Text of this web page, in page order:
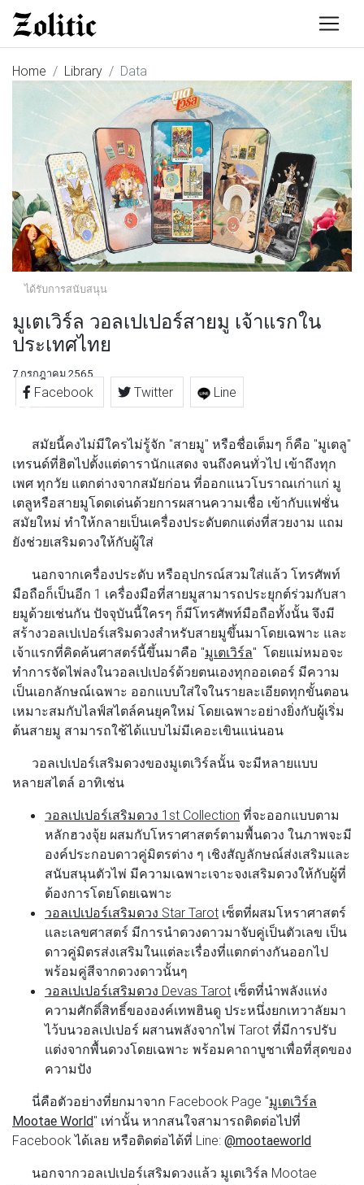
Home Library Data
ได้รับการสนับสนุน
มูเตเวิร์ล วอลเปเปอร์สายมู เจ้าแรกใน
ประเทศไทย
7 กรกฎาคม 2565
Facebook Twitter Line
สมัยนี้คงไม่มีใครไม่รู้จัก "สายมู" หรือชื่อเต็มๆ ก็คือ "มูเตลู"
เทรนด์ที่ฮิตไปตั้งแต่ดารานักแสดง จนถึงคนทั่วไป เข้าถึงทุก
เพศ ทุกวัย แตกต่างจากสมัยก่อน ที่ออกแนวโบราณเก่าแก่ มู
เตลูหรือสายมูโดดเด่นด้วยการผสานความเชื่อ เข้ากับแฟชั่น
สมัยใหม่ ทำให้กลายเป็นเครื่องประดับตกแต่งที่สวยงาม แถม
ยังช่วยเสริมดวงให้กับผู้ใส่
นอกจากเครื่องประดับ หรืออุปกรณ์สวมใส่แล้ว โทรศัพท์
มือถือก็เป็นอีก 1 เครื่องมือที่สายมูสามารถประยุกต์ร่วมกับสา
ยมูด้วยเช่นกัน ปัจจุบันนี้ใครๆ ก็มีโทรศัพท์มือถือทั้งนั้น จึงมี
สร้างวอลเปเปอร์เสริมดวงสำหรับสายมูขึ้นมาโดยเฉพาะ และ
เจ้าแรกที่คิดค้นศาสตร์นี้ขึ้นมาคือ "มูเตเวิร์ล" โดยแม่หมอจะ
ทำการจัดไพ่ลงในวอลเปเปอร์ด้วยตนเองทุกออเดอร์ มีความ
เป็นเอกลักษณ์เฉพาะ ออกแบบใส่ใจในรายละเอียดทุกขั้นตอน
เหมาะสมกับไลฟ์สไตล์คนยุคใหม่ โดยเฉพาะอย่างยิ่งกับผู้เริ่ม
ต้นสายมู สามารถใช้ได้แบบไม่มีเคอะเขินแน่นอน
วอลเปเปอร์เสริมดวงของมูเตเวิร์ลนั้น จะมีหลายแบบ
หลายสไตล์ อาทิเช่น
วอลเปเปอร์เสริมดวง 1st Collection ที่จะออกแบบตาม
หลักฮวงจุ้ย ผสมกับโหราศาสตร์ตามพื้นดวง ในภาพจะมี
องค์ประกอบดาวคู่มิตรต่าง ๆ เชิงสัญลักษณ์ส่งเสริมและ
สนับสนุนตัวไพ่ มีความเฉพาะเจาะจงเสริมดวงให้กับผู้ที่
ต้องการโดยโดยเฉพาะ
วอลเปเปอร์เสริมดวง Star Tarot เซ็ตที่ผสมโหราศาสตร์
และเลขศาสตร์ มีการนำดวงดาวมาจับคู่เป็นตัวเลข เป็น
ดาวคู่มิตรส่งเสริมในแต่ละเรื่องที่แตกต่างกันออกไป
พร้อมคู่สีจากดวงดาวนั้นๆ
วอลเปเปอร์เสริมดวง Devas Tarot เซ็ตที่นำพลังแห่ง
ความศักดิ์สิทธิ์ขององค์เทพฮินดู ประหนึ่งยกเทวาลัยมา
ไว้บนวอลเปเปอร์ ผสานพลังจากไพ่ Tarot ที่มีการปรับ
แต่งจากพื้นดวงโดยเฉพาะ พร้อมคาถาบูชาเพื่อที่สุดของ
ความปัง
นี่คือตัวอย่างที่ยกมาจาก Facebook Page "มูเตเวิร์ล
Mootae World" เท่านั้น หากสนใจสามารถติดต่อไปที่
Facebook ได้เลย หรือติดต่อได้ที่ Line: @mootaeworld
นอกจากวอลเปเปอร์เสริมดวงแล้ว มูเตเวิร์ล Mootae